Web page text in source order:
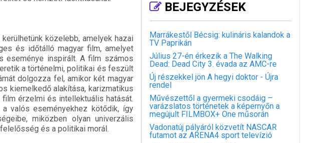
közelebb, amelyek hazai
és időtálló magyar film, amelyet
eseménye inspirált. A film számos
a történelmi, politikai és feszült
dolgozza fel, amikor két magyar
kiemelkedő alakítása, karizmatikus
érzelmi és intellektuális hatását.
valós eseményekhez kötődik, így
miközben olyan univerzális
és a politikai morál.
BEJEGYZÉSEK
Marrákestől Bécsig: kulináris kalandok a
TV Paprikán
Július 27-én érkezik a The Walking
Dead: Dead City 3. évada az AMC-re
Új részekkel jön A hegyi doktor - Újra
rendel
Művészettől a gyermeki csodáig –
varázslatos történetek a képernyőn a
megújult FILMBOX+ One műsorán
Vadonatúj pályáról közvetít NASCAR
futamot az ARENA4 sport televízió